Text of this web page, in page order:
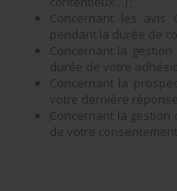
Concernant les avis
pendant la durée de
Concernant la
durée de votre
Concernant la
votre dernière
Concernant la gestion
de votre